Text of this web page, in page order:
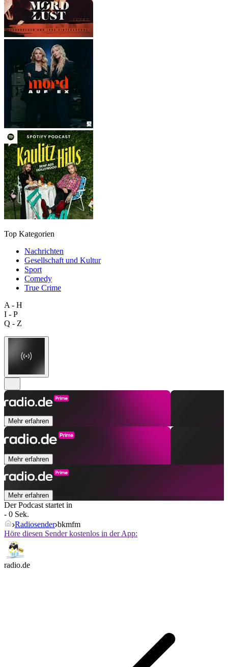
Top Kategorien
Nachrichten
Gesellschaft und Kultur
Sport
Comedy
True Crime
A - H
I - P
Q - Z
Mehr erfahren
Mehr erfahren
Mehr erfahren
Der Podcast startet in
- 0 Sek.
Radiosender bkmfm
Höre diesen Sender kostenlos in der App:
radio.de